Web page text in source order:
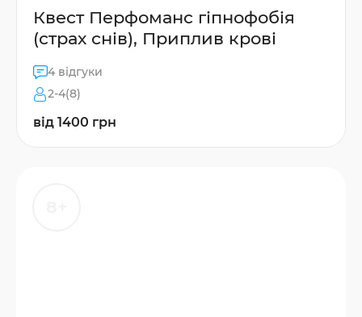
Квест Перфоманс гіпнофобія
(страх снів), Приплив крові
4 відгуки
2-4(8)
від 1400 грн